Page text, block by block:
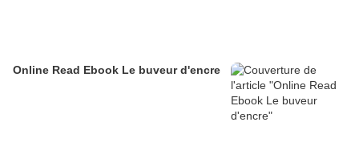
Online Read Ebook Le buveur d'encre